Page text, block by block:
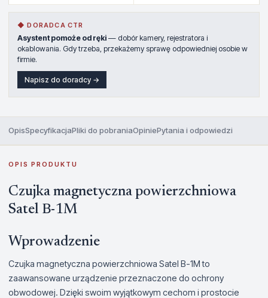
◆ DORADCA CTR
Asystent pomoże od ręki — dobór kamery, rejestratora i
okablowania. Gdy trzeba, przekażemy sprawę odpowiedniej osobie w
firmie.
Napisz do doradcy →
OpisSpecyfikacjaPliki do pobraniaOpiniePytania i odpowiedzi
OPIS PRODUKTU
Czujka magnetyczna powierzchniowa
Satel B-1M
Wprowadzenie
Czujka magnetyczna powierzchniowa Satel B-1M to
zaawansowane urządzenie przeznaczone do ochrony
obwodowej. Dzięki swoim wyjątkowym cechom i prostocie